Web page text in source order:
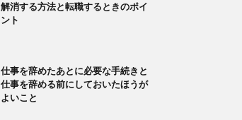
解消する方法と転職するときのポイ
ント
仕事を辞めたあとに必要な手続きと
仕事を辞める前にしておいたほうが
よいこと